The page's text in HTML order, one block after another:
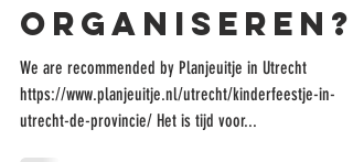
Een
slaapfeestje
organiseren?